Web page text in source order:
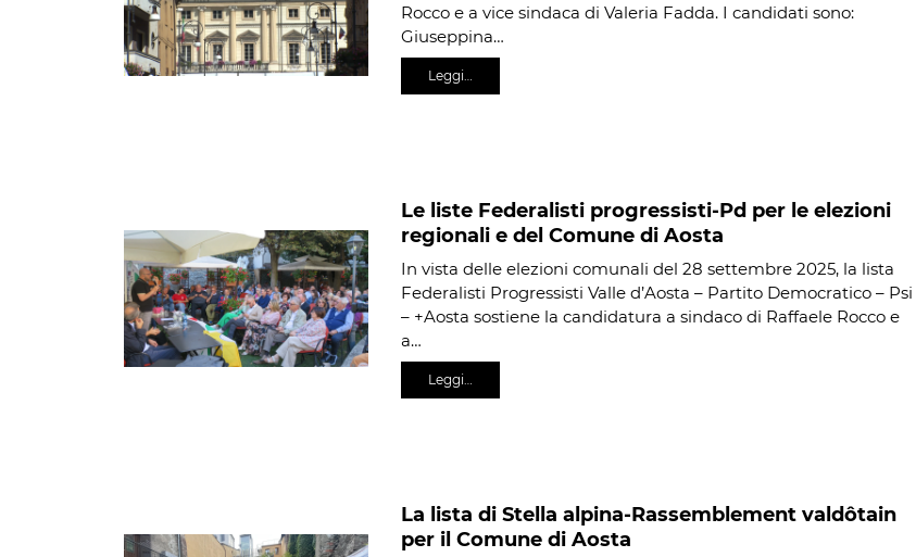
Rocco e a vice sindaca di Valeria Fadda. I candidati sono:
Giuseppina…
Leggi…
Le liste Federalisti progressisti-Pd per le elezioni
regionali e del Comune di Aosta
In vista delle elezioni comunali del 28 settembre 2025, la lista
Federalisti Progressisti Valle d’Aosta – Partito Democratico – Psi
– +Aosta sostiene la candidatura a sindaco di Raffaele Rocco e
a…
Leggi…
La lista di Stella alpina-Rassemblement valdôtain
per il Comune di Aosta